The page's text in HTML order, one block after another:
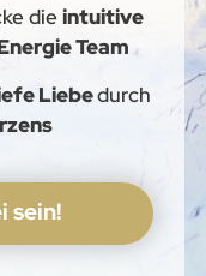
dieintuitive
Team
Liebedurch
sein!